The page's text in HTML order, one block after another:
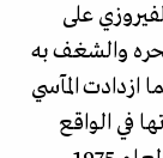
على
والشغف به
ازدادت المآسي
في الواقع